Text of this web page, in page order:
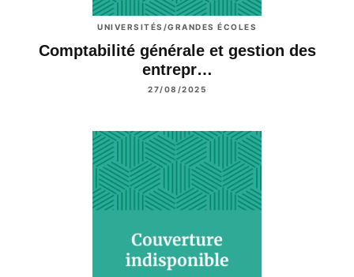
UNIVERSITÉS/GRANDES ÉCOLES
Comptabilité générale et gestion des
entrepr…
27/08/2025